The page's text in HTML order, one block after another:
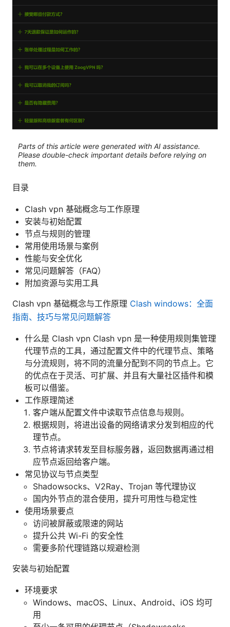
Parts of this article were generated with AI assistance.
Please double-check important details before relying on
them.
目录
Clash vpn 基础概念与工作原理
安装与初始配置
节点与规则的管理
常用使用场景与案例
性能与安全优化
常见问题解答（FAQ）
附加资源与实用工具
Clash vpn 基础概念与工作原理 Clash windows：全面
指南、技巧与常见问题解答
什么是 Clash vpn Clash vpn 是一种使用规则集管理
代理节点的工具，通过配置文件中的代理节点、策略
与分流规则，将不同的流量分配到不同的节点上。它
的优点在于灵活、可扩展、并且有大量社区插件和模
板可以借鉴。
工作原理简述
客户端从配置文件中读取节点信息与规则。
根据规则，将进出设备的网络请求分发到相应的代
理节点。
节点将请求转发至目标服务器，返回数据再通过相
应节点返回给客户端。
常见协议与节点类型
Shadowsocks、V2Ray、Trojan 等代理协议
国内外节点的混合使用，提升可用性与稳定性
使用场景要点
访问被屏蔽或限速的网站
提升公共 Wi-Fi 的安全性
需要多阶代理链路以规避检测
安装与初始配置
环境要求
Windows、macOS、Linux、Android、iOS 均可
用